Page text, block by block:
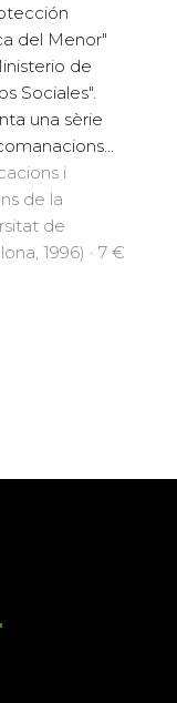
del Menor"
de
Sociales".
una sèrie
i
de la
de
1996) · 7 €